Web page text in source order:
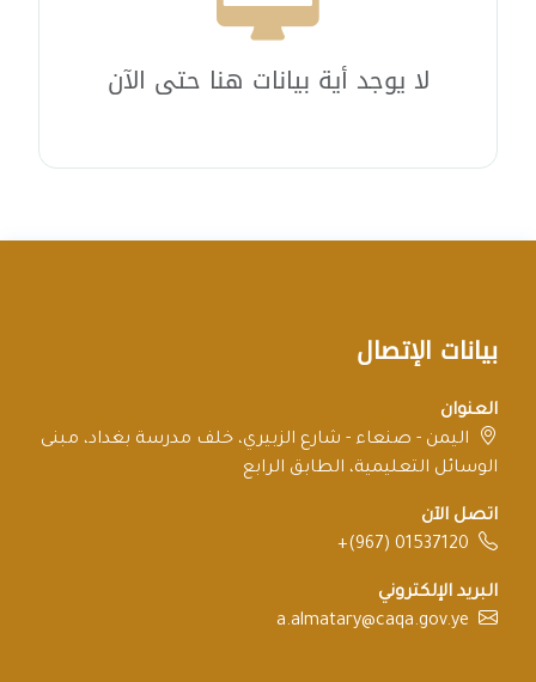
لا يوجد أية بيانات هنا حتى الآن
بيانات الإتصال
العنوان
اليمن - صنعاء - شارع الزبيري، خلف مدرسة بغداد، مبنى
الوسائل التعليمية، الطابق الرابع
اتصل الآن
+(967) 01537120
البريد الإلكتروني
a.almatary@caqa.gov.ye